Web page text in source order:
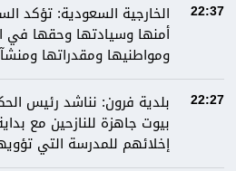
22:37
الخارجية السعودية: تؤكد
أمنها وسيادتها وحقها في
ومواطنيها ومقدراتها
22:27
بلدية فرون: نناشد رئيس
بيوت جاهزة للنازحين مع
إخلائهم للمدرسة التي